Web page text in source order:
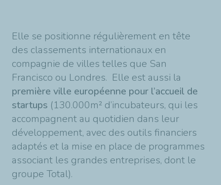
Elle se positionne régulièrement en tête
des classements internationaux en
compagnie de villes telles que San
Francisco ou Londres. Elle est aussi la
première ville européenne pour l’accueil de
startups (130.000m² d’incubateurs, qui les
accompagnent au quotidien dans leur
développement, avec des outils financiers
adaptés et la mise en place de programmes
associant les grandes entreprises, dont le
groupe Total).